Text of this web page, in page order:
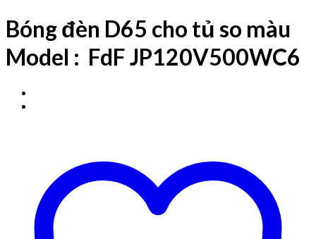
Bóng đèn D65 cho tủ so màu
Model : FdF JP120V500WC6